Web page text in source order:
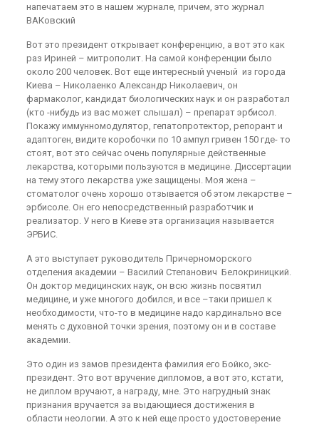
напечатаем это в нашем журнале, причем, это журнал
ВАКовский
Вот это президент открывает конференцию, а вот это как
раз Ириней – митрополит. На самой конференции было
около 200 человек. Вот еще интересный ученый из города
Киева – Николаенко Александр Николаевич, он
фармаколог, кандидат биологических наук и он разработал
(кто -нибудь из вас может слышал) – препарат эрбисол.
Покажу иммунномодулятор, гепатопротектор, репорант и
адаптоген, видите коробочки по 10 ампул гривен 150 где- то
стоят, вот это сейчас очень популярные действенные
лекарства, которыми пользуются в медицине. Диссертации
на тему этого лекарства уже защищены. Моя жена –
стоматолог очень хорошо отзывается об этом лекарстве –
эрбисоле. Он его непосредственный разработчик и
реализатор. У него в Киеве эта организация называется
ЭРБИС.
А это выступает руководитель Причерноморского
отделения академии – Василий Степанович Белокриницкий.
Он доктор медицинских наук, он всю жизнь посвятил
медицине, и уже многого добился, и все –таки пришел к
необходимости, что-то в медицине надо кардинально все
менять с духовной точки зрения, поэтому он и в составе
академии.
Это один из замов президента фамилия его Бойко, экс-
президент. Это вот вручение дипломов, а вот это, кстати,
не диплом вручают, а награду, мне. Это нагрудный знак
признания вручается за выдающиеся достижения в
области неологии. А это к ней еще просто удостоверение